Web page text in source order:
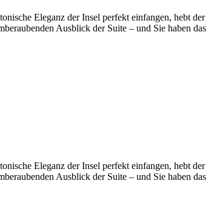
Eleganz der Insel perfekt einfangen, hebt der
Ausblick der Suite – und Sie haben das
Eleganz der Insel perfekt einfangen, hebt der
Ausblick der Suite – und Sie haben das